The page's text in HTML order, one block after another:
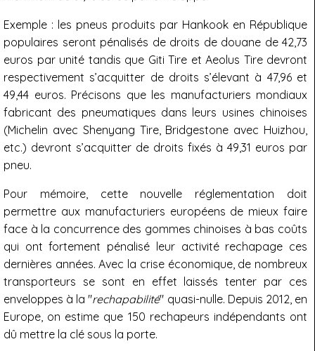
Exemple : les pneus produits par Hankook en République
populaires seront pénalisés de droits de douane de 42,73
euros par unité tandis que Giti Tire et Aeolus Tire devront
respectivement s’acquitter de droits s’élevant à 47,96 et
49,44 euros. Précisons que les manufacturiers mondiaux
fabricant des pneumatiques dans leurs usines chinoises
(Michelin avec Shenyang Tire, Bridgestone avec Huizhou,
etc.) devront s’acquitter de droits fixés à 49,31 euros par
pneu.
Pour mémoire, cette nouvelle réglementation doit
permettre aux manufacturiers européens de mieux faire
face à la concurrence des gommes chinoises à bas coûts
qui ont fortement pénalisé leur activité rechapage ces
dernières années. Avec la crise économique, de nombreux
transporteurs se sont en effet laissés tenter par ces
enveloppes à la "rechapabilité" quasi-nulle. Depuis 2012, en
Europe, on estime que 150 rechapeurs indépendants ont
dû mettre la clé sous la porte.